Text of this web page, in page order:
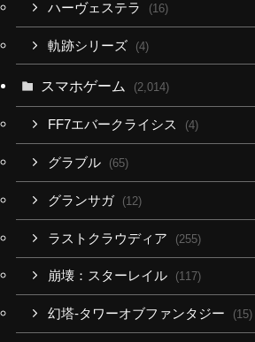
ハーヴェステラ (16)
軌跡シリーズ (4)
スマホゲーム (2,014)
FF7エバークライシス (4)
グラブル (65)
グランサガ (12)
ラストクラウディア (255)
崩壊：スターレイル (117)
幻塔-タワーオブファンタジー (15)